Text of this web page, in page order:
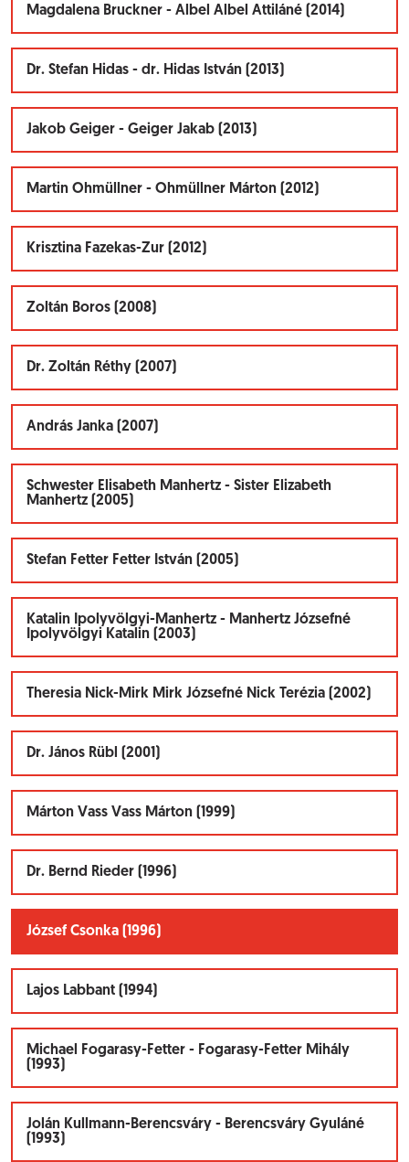
Magdalena Bruckner - Albel Albel Attiláné (2014)
Dr. Stefan Hidas - dr. Hidas István (2013)
Jakob Geiger - Geiger Jakab (2013)
Martin Ohmüllner - Ohmüllner Márton (2012)
Krisztina Fazekas-Zur (2012)
Zoltán Boros (2008)
Dr. Zoltán Réthy (2007)
András Janka (2007)
Schwester Elisabeth Manhertz - Sister Elizabeth
Manhertz (2005)
Stefan Fetter Fetter István (2005)
Katalin Ipolyvölgyi-Manhertz - Manhertz Józsefné
Ipolyvölgyi Katalin (2003)
Theresia Nick-Mirk Mirk Józsefné Nick Terézia (2002)
Dr. János Rübl (2001)
Márton Vass Vass Márton (1999)
Dr. Bernd Rieder (1996)
József Csonka (1996)
Lajos Labbant (1994)
Michael Fogarasy-Fetter - Fogarasy-Fetter Mihály
(1993)
Jolán Kullmann-Berencsváry - Berencsváry Gyuláné
(1993)